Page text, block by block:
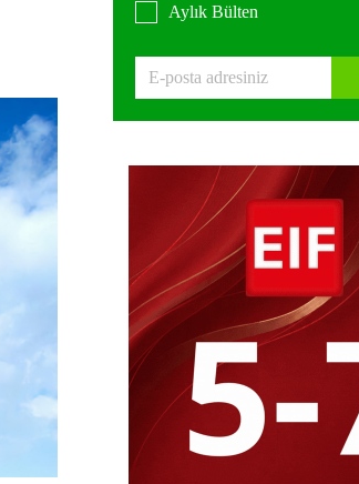
Aylık Bülten